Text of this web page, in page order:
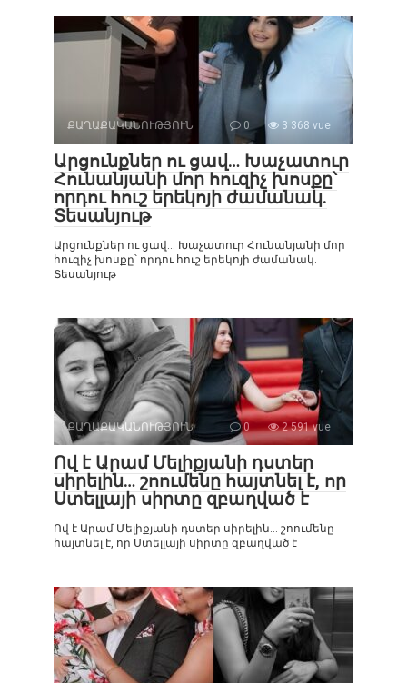
ՔԱՂԱՔԱԿԱՆՈՒԹՅՈՒՆ 0 3 368 vue
Արցունքներ ու ցավ… Խաչատուր
Հունանյանի մոր հուզիչ խոսքը՝
որդու հուշ երեկոյի ժամանակ.
Տեսանյութ
Արցունքներ ու ցավ… Խաչատուր Հունանյանի մոր
հուզիչ խոսքը՝ որդու հուշ երեկոյի ժամանակ.
Տեսանյութ
ՔԱՂԱՔԱԿԱՆՈՒԹՅՈՒՆ 0 2 591 vue
Ով է Արամ Մելիքյանի դստեր
սիրելին… շոումենը հայտնել է, որ
Ստելլայի սիրտը զբաղված է
Ով է Արամ Մելիքյանի դստեր սիրելին… շոումենը
հայտնել է, որ Ստելլայի սիրտը զբաղված է